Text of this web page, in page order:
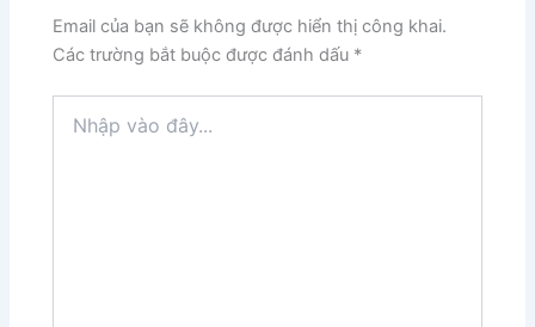
Email của bạn sẽ không được hiển thị công khai.
Các trường bắt buộc được đánh dấu *
vào